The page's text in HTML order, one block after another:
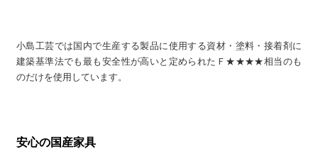
小島工芸では国内で生産する製品に使用する資材・塗料・接着剤に
建築基準法でも最も安全性が高いと定められたＦ★★★★相当のも
のだけを使用しています。
安心の国産家具